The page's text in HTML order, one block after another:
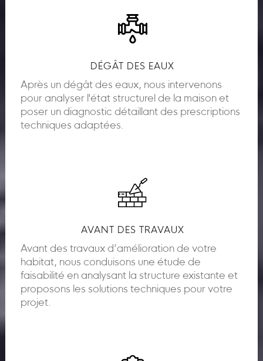
DÉGÂT DES EAUX
Après un dégât des eaux, nous intervenons
pour analyser l'état structurel de la maison et
poser un diagnostic détaillant des prescriptions
techniques adaptées.
AVANT DES TRAVAUX
Avant des travaux d’amélioration de votre
habitat, nous conduisons une étude de
faisabilité en analysant la structure existante et
proposons les solutions techniques pour votre
projet.